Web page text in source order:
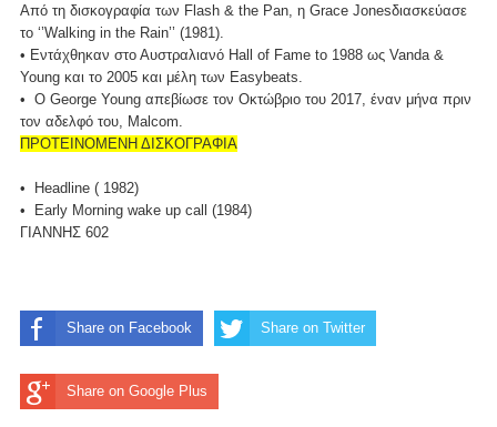
Από τη δισκογραφία των Flash & the Pan, η Grace Jonesδιασκεύασε
το ‘’Walking in the Rain’’ (1981).
• Εντάχθηκαν στο Αυστραλιανό Hall of Fame to 1988 ως Vanda &
Young και το 2005 και μέλη των Easybeats.
• Ο George Young απεβίωσε τον Οκτώβριο του 2017, έναν μήνα πριν
τον αδελφό του, Malcom.
ΠΡΟΤΕΙΝΟΜΕΝΗ ΔΙΣΚΟΓΡΑΦΙΑ
• Headline ( 1982)
• Early Morning wake up call (1984)
ΓΙΑΝΝΗΣ 602
Share on Facebook Share on Twitter
Share on Google Plus